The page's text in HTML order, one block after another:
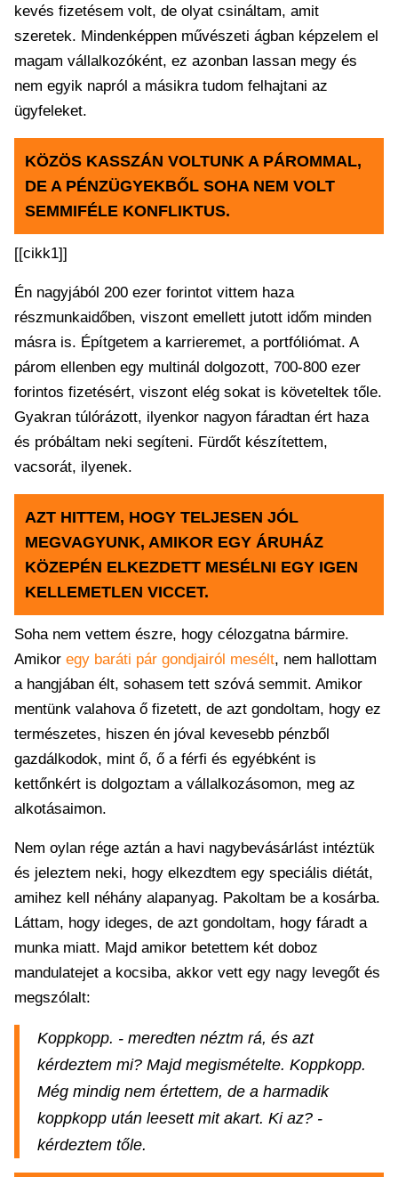
kevés fizetésem volt, de olyat csináltam, amit
szeretek. Mindenképpen művészeti ágban képzelem el
magam vállalkozóként, ez azonban lassan megy és
nem egyik napról a másikra tudom felhajtani az
ügyfeleket.
KÖZÖS KASSZÁN VOLTUNK A PÁROMMAL,
DE A PÉNZÜGYEKBŐL SOHA NEM VOLT
SEMMIFÉLE KONFLIKTUS.
[[cikk1]]
Én nagyjából 200 ezer forintot vittem haza
részmunkaidőben, viszont emellett jutott időm minden
másra is. Építgetem a karrieremet, a portfóliómat. A
párom ellenben egy multinál dolgozott, 700-800 ezer
forintos fizetésért, viszont elég sokat is követeltek tőle.
Gyakran túlórázott, ilyenkor nagyon fáradtan ért haza
és próbáltam neki segíteni. Fürdőt készítettem,
vacsorát, ilyenek.
AZT HITTEM, HOGY TELJESEN JÓL
MEGVAGYUNK, AMIKOR EGY ÁRUHÁZ
KÖZEPÉN ELKEZDETT MESÉLNI EGY IGEN
KELLEMETLEN VICCET.
Soha nem vettem észre, hogy célozgatna bármire.
Amikor egy baráti pár gondjairól mesélt, nem hallottam
a hangjában élt, sohasem tett szóvá semmit. Amikor
mentünk valahova ő fizetett, de azt gondoltam, hogy ez
természetes, hiszen én jóval kevesebb pénzből
gazdálkodok, mint ő, ő a férfi és egyébként is
kettőnkért is dolgoztam a vállalkozásomon, meg az
alkotásaimon.
Nem oylan rége aztán a havi nagybevásárlást intéztük
és jeleztem neki, hogy elkezdtem egy speciális diétát,
amihez kell néhány alapanyag. Pakoltam be a kosárba.
Láttam, hogy ideges, de azt gondoltam, hogy fáradt a
munka miatt. Majd amikor betettem két doboz
mandulatejet a kocsiba, akkor vett egy nagy levegőt és
megszólalt:
Koppkopp. - meredten néztm rá, és azt
kérdeztem mi? Majd megismételte. Koppkopp.
Még mindig nem értettem, de a harmadik
koppkopp után leesett mit akart. Ki az? -
kérdeztem tőle.